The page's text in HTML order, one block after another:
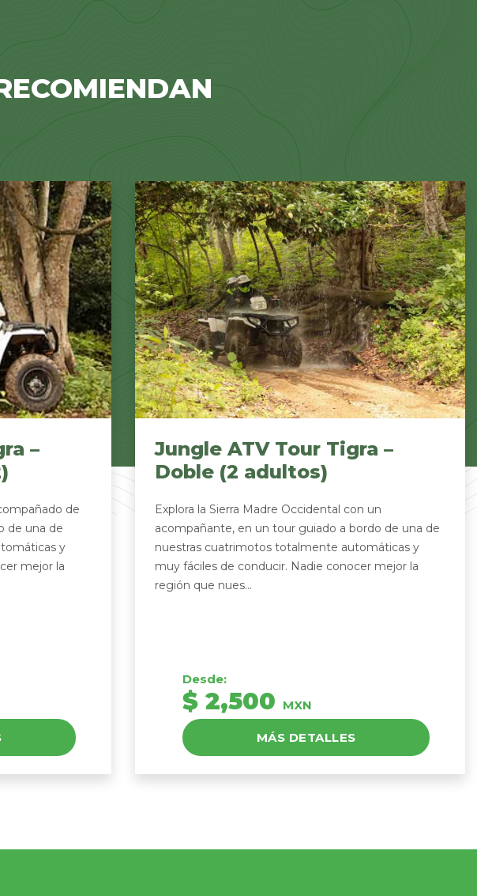
–
de
de una de
y
mejor la
Jungle ATV Tour Tigra –
Doble (2 adultos)
Explora la Sierra Madre Occidental con un
acompañante, en un tour guiado a bordo de una de
nuestras cuatrimotos totalmente automáticas y
muy fáciles de conducir. Nadie conocer mejor la
región que nues...
Desde:
$ 2,500 MXN
MÁS DETALLES